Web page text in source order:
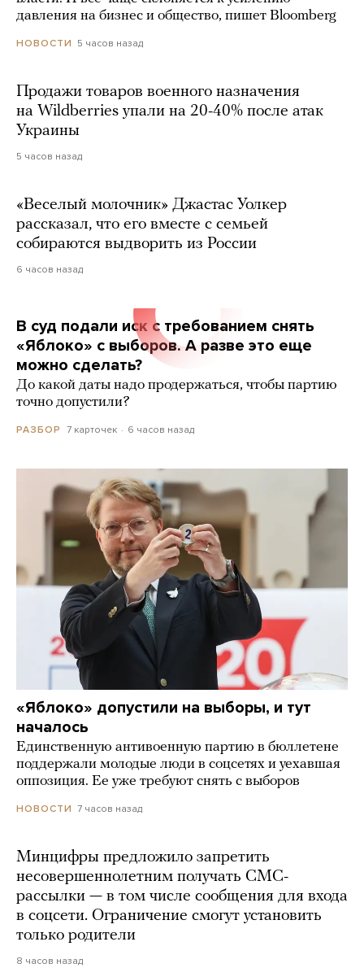
давления на бизнес и общество, пишет Bloomberg
НОВОСТИ 5 часов назад
Продажи товаров военного назначения
на Wildberries упали на 20-40% после атак
Украины
5 часов назад
«Веселый молочник» Джастас Уолкер
рассказал, что его вместе с семьей
собираются выдворить из России
6 часов назад
В суд подали иск с требованием снять
«Яблоко» с выборов. А разве это еще
можно сделать?
До какой даты надо продержаться, чтобы партию
точно допустили?
РАЗБОР 7 карточек 6 часов назад
«Яблоко» допустили на выборы, и тут
началось
Единственную антивоенную партию в бюллетене
поддержали молодые люди в соцсетях и уехавшая
оппозиция. Ее уже требуют снять с выборов
НОВОСТИ 7 часов назад
Минцифры предложило запретить
несовершеннолетним получать СМС-
рассылки — в том числе сообщения для входа
в соцсети. Ограничение смогут установить
только родители
8 часов назад